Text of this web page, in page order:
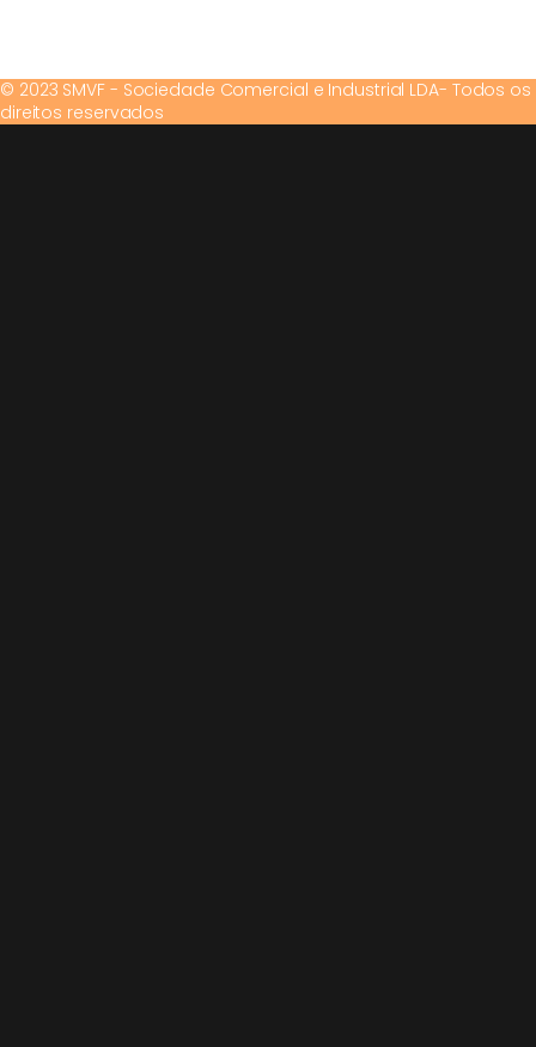
© 2023 SMVF - Sociedade Comercial e Industrial LDA- Todos os
direitos reservados